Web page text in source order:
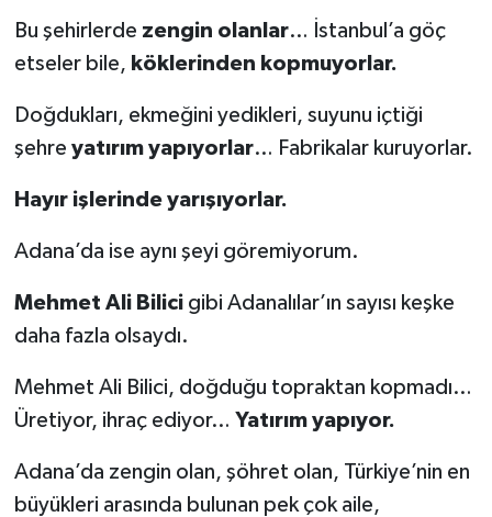
Bu şehirlerde zengin olanlar… İstanbul’a göç
etseler bile, köklerinden kopmuyorlar.
Doğdukları, ekmeğini yedikleri, suyunu içtiği
şehre yatırım yapıyorlar… Fabrikalar kuruyorlar.
Hayır işlerinde yarışıyorlar.
Adana’da ise aynı şeyi göremiyorum.
Mehmet Ali Bilicigibi Adanalılar’ın sayısı keşke
daha fazla olsaydı.
Mehmet Ali Bilici, doğduğu topraktan kopmadı…
Üretiyor, ihraç ediyor… Yatırım yapıyor.
Adana’da zengin olan, şöhret olan, Türkiye’nin en
büyükleri arasında bulunan pek çok aile,